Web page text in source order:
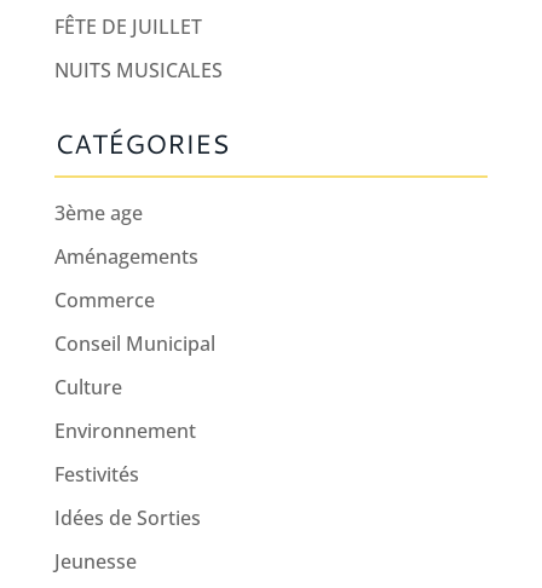
FÊTE DE JUILLET
NUITS MUSICALES
CATÉGORIES
3ème age
Aménagements
Commerce
Conseil Municipal
Culture
Environnement
Festivités
Idées de Sorties
Jeunesse